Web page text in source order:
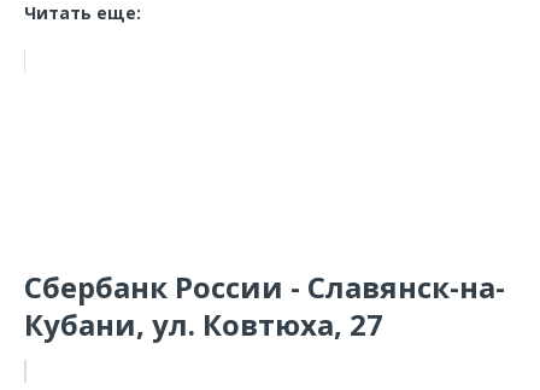
Читать еще:
Сбербанк России - Славянск-на-
Кубани, ул. Ковтюха, 27